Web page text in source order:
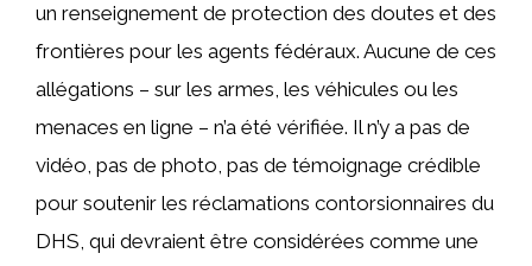
un renseignement de protection des doutes et des
frontières pour les agents fédéraux. Aucune de ces
allégations – sur les armes, les véhicules ou les
menaces en ligne – n’a été vérifiée. Il n’y a pas de
vidéo, pas de photo, pas de témoignage crédible
pour soutenir les réclamations contorsionnaires du
DHS, qui devraient être considérées comme une